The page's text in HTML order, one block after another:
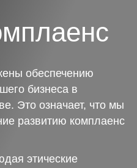
обеспечению
бизнеса в
Это означает, что мы
развитию комплаенс
этические